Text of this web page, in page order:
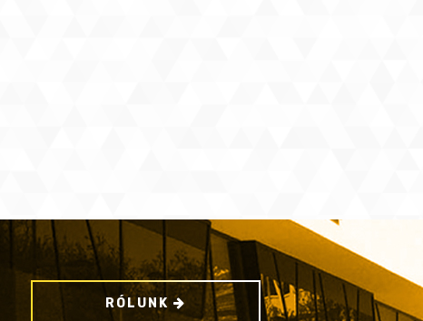
RÓLUNK